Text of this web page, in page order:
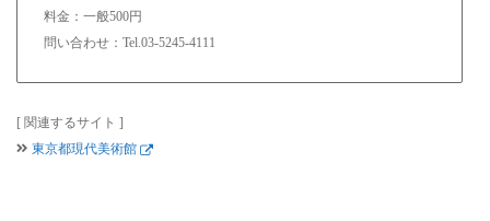
料金：一般500円
問い合わせ：Tel.03-5245-4111
[ 関連するサイト ]
東京都現代美術館